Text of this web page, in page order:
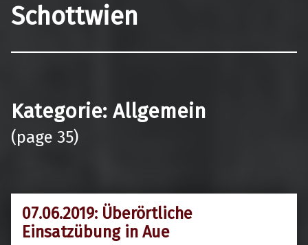
Schottwien
Kategorie: Allgemein
(page 35)
07.06.2019: Überörtliche
Einsatzübung in Aue
7. Juni 2019